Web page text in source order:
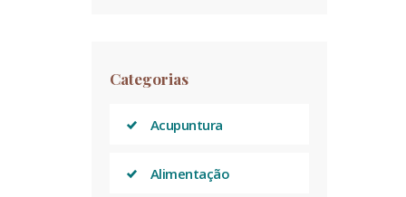
Categorias
Acupuntura
Alimentação